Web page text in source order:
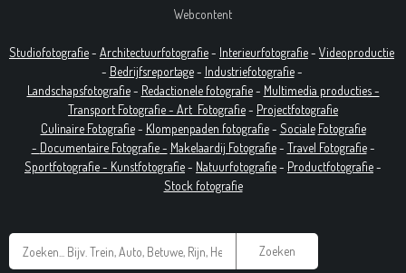
Webcontent
Studiofotografie- Architectuurfotografie- Interieurfotografie- Videoproductie
- Bedrijfsreportage- Industriefotografie-
Landschapsfotografie- Redactionele fotografie- Multimedia producties -
Transport Fotografie - Art Fotografie- Projectfotografie
Culinaire Fotografie- Klompenpaden fotografie- Sociale Fotografie
- Documentaire Fotografie- Makelaardij Fotografie- Travel Fotografie-
Sportfotografie - Kunstfotografie- Natuurfotografie- Productfotografie-
Stock fotografie
Zoeken